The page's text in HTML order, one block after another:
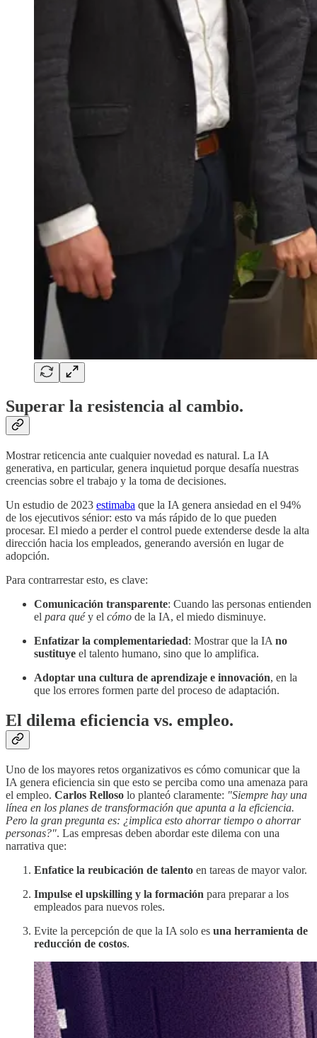
Superar la resistencia al cambio.
Mostrar reticencia ante cualquier novedad es natural. La IA
generativa, en particular, genera inquietud porque desafía nuestras
creencias sobre el trabajo y la toma de decisiones.
Un estudio de 2023 estimaba que la IA genera ansiedad en el 94%
de los ejecutivos sénior: esto va más rápido de lo que pueden
procesar. El miedo a perder el control puede extenderse desde la alta
dirección hacia los empleados, generando aversión en lugar de
adopción.
Para contrarrestar esto, es clave:
Comunicación transparente: Cuando las personas entienden
el para quéy el cómo de la IA, el miedo disminuye.
Enfatizar la complementariedad: Mostrar que la IA no
sustituye el talento humano, sino que lo amplifica.
Adoptar una cultura de aprendizaje e innovación, en la
que los errores formen parte del proceso de adaptación.
El dilema eficiencia vs. empleo.
Uno de los mayores retos organizativos es cómo comunicar que la
IA genera eficiencia sin que esto se perciba como una amenaza para
el empleo. Carlos Relloso lo planteó claramente: "Siempre hay una
línea en los planes de transformación que apunta a la eficiencia.
Pero la gran pregunta es: ¿implica esto ahorrar tiempo o ahorrar
personas?". Las empresas deben abordar este dilema con una
narrativa que:
Enfatice la reubicación de talento en tareas de mayor valor.
Impulse el upskilling y la formación para preparar a los
empleados para nuevos roles.
Evite la percepción de que la IA solo es una herramienta de
reducción de costos.